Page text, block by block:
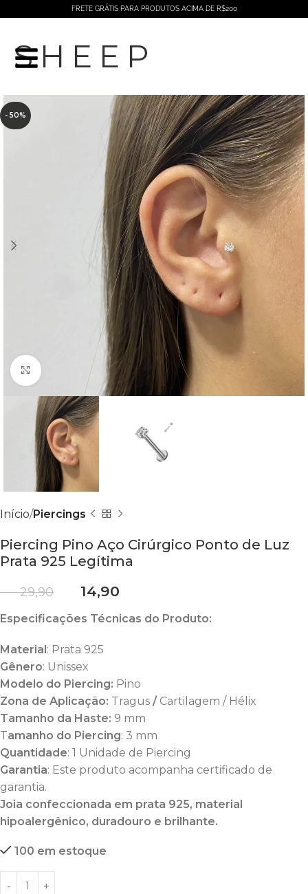
FRETE GRÁTIS PARA PRODUTOS ACIMA DE R$200
SHEEP
- 50%
Clique para ampliar
Início Piercings
Piercing Pino Aço Cirúrgico Ponto de Luz
Prata 925 Legítima
R$29,90 14,90
Especificações Técnicas do Produto:
Material : Prata 925
Gênero: Unissex
Modelo do Piercing: Pino
Zona de Aplicação: Tragus / Cartilagem / Hélix
Tamanho da Haste: 9 mm
Tamanho do Piercing: 3 mm
Quantidade: 1 Unidade de Piercing
Garantia: Este produto acompanha certificado de
garantia.
Joia confeccionada em prata 925, material
hipoalergênico, duradouro e brilhante.
100 em estoque